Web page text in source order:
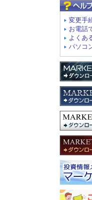
変更手
お電話
よくあ
パソコ